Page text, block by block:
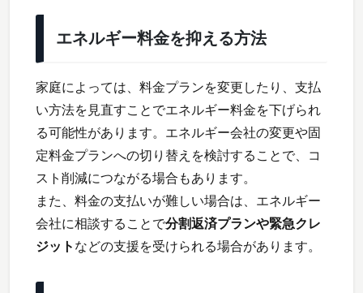
エネルギー料金を抑える方法
家庭によっては、料金プランを変更したり、支払
い方法を見直すことでエネルギー料金を下げられ
る可能性があります。エネルギー会社の変更や固
定料金プランへの切り替えを検討することで、コ
スト削減につながる場合もあります。
また、料金の支払いが難しい場合は、エネルギー
会社に相談することで分割返済プランや緊急クレ
ジットなどの支援を受けられる場合があります。